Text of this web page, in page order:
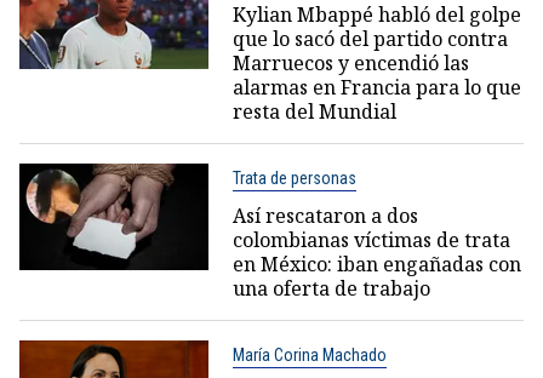
Kylian Mbappé habló del golpe
que lo sacó del partido contra
Marruecos y encendió las
alarmas en Francia para lo que
resta del Mundial
Trata de personas
Así rescataron a dos
colombianas víctimas de trata
en México: iban engañadas con
una oferta de trabajo
María Corina Machado